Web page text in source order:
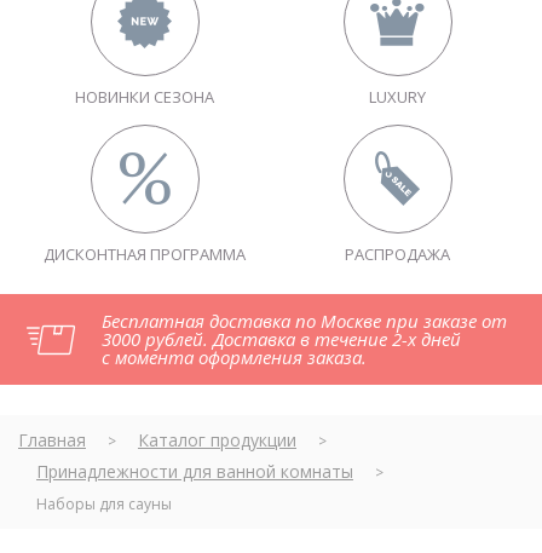
НОВИНКИ СЕЗОНА LUXURY
ДИСКОНТНАЯ ПРОГРАММА РАСПРОДАЖА
Бесплатная доставка по Москве при заказе от
3000 рублей. Доставка в течение 2-х дней
с момента оформления заказа.
Главная > Каталог продукции >
Принадлежности для ванной комнаты
>
Наборы для сауны